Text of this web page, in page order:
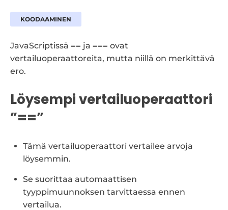
KOODAAMINEN
JavaScriptissä == ja === ovat
vertailuoperaattoreita, mutta niillä on merkittävä
ero.
Löysempi vertailuoperaattori
”==”
Tämä vertailuoperaattori vertailee arvoja
löysemmin.
Se suorittaa automaattisen
tyyppimuunnoksen tarvittaessa ennen
vertailua.